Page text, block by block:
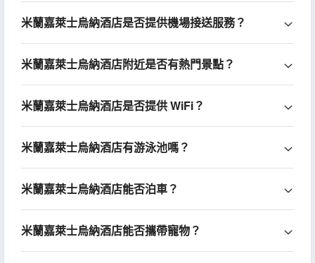
米蘭嘉萊士烏納酒店是否提供機場接送服務？
米蘭嘉萊士烏納酒店附近是否有熱門景點？
米蘭嘉萊士烏納酒店是否提供 WiFi？
米蘭嘉萊士烏納酒店有游泳池嗎？
米蘭嘉萊士烏納酒店能否泊車？
米蘭嘉萊士烏納酒店能否攜帶寵物？